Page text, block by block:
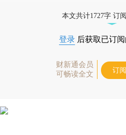
本文共计1727字 订
登录 后获取已订
财新通会员
可畅读全文
订